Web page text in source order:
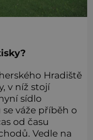
Hradiště
v níž stojí
sídlo
váže příběh o
od času
Vedle na